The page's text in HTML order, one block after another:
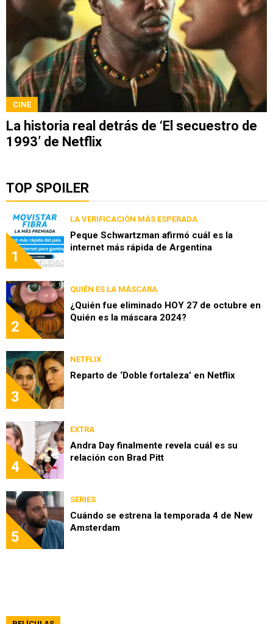
CINE
La historia real detrás de ‘El secuestro de
1993’ de Netflix
TOP SPOILER
1
LA VERIFICACIÓN MÁS ESPERADA
Peque Schwartzman afirmó cuál es la
internet más rápida de Argentina
2
QUIÉN ES LA MÁSCARA
¿Quién fue eliminado HOY 27 de octubre en
Quién es la máscara 2024?
3
NETFLIX
Reparto de ‘Doble fortaleza’ en Netflix
4
EXTRA
Andra Day finalmente revela cuál es su
relación con Brad Pitt
5
SERIES
Cuándo se estrena la temporada 4 de New
Amsterdam